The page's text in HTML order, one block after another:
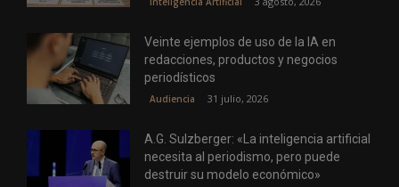
Veinte ejemplos de uso de la IA en
redacciones, productos y negocios
periodísticos
Audiencia 31 julio, 2026
A.G. Sulzberger: «La inteligencia artificial
necesita al periodismo, pero puede
destruir su modelo económico»